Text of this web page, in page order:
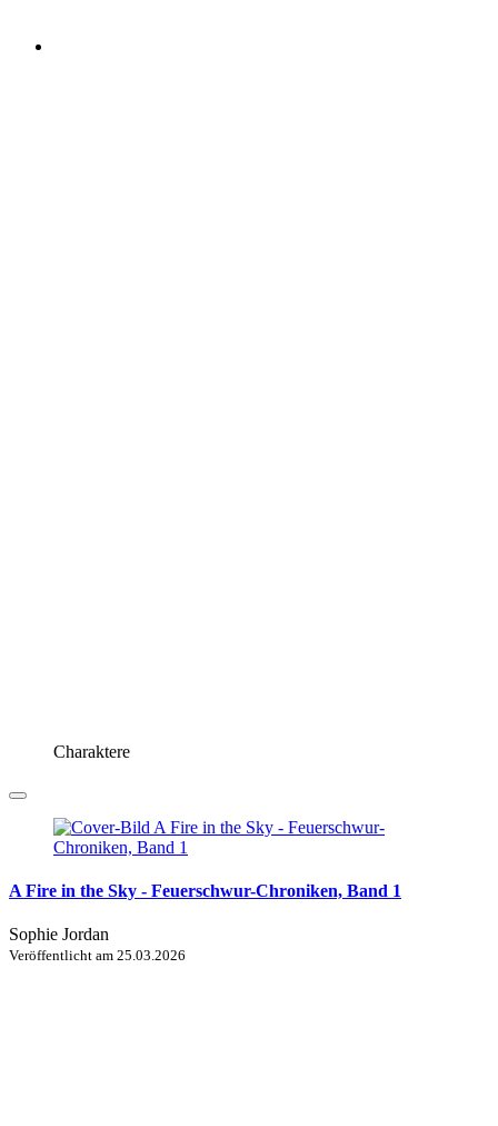
Charaktere
A Fire in the Sky - Feuerschwur-Chroniken, Band 1
Sophie Jordan
Veröffentlicht am 25.03.2026